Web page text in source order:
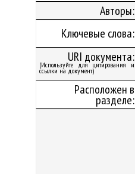
Авторы:
Ключевые слова:
URI документа:
(Используйте для цитирования и
ссылки на документ)
Расположен в
разделе: